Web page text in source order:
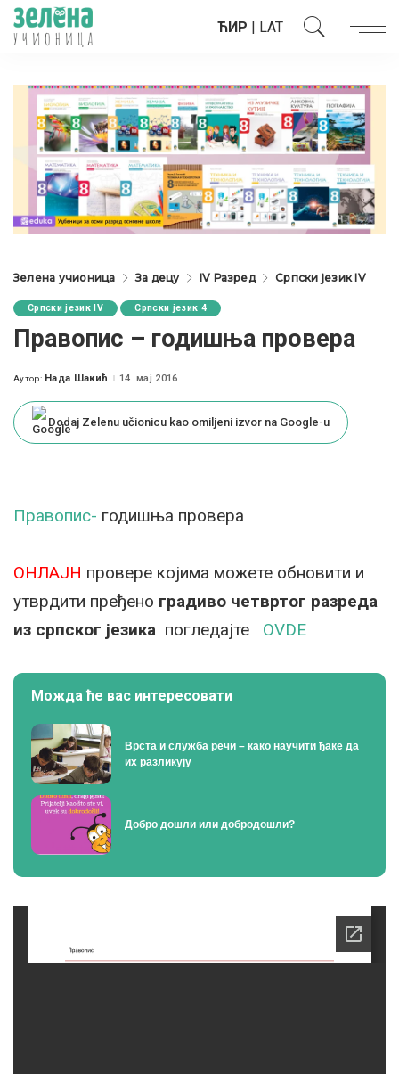
ЋИР | LAT
Зелена учионица За децу IV Разред Српски језик IV
Српски језик IV Српски језик 4
Правопис – годишња провера
Posted
Аутор: Нада Шакић 14. мај 2016.
Dodaj Zelenu učionicu kao omiljeni izvor na Google-u
Правопис- годишња провера
ОНЛАЈН провере којима можете обновити и
утврдити пређено градиво четвртог разреда
из српског језика погледајте OVDE
Можда ће вас интересовати
Врста и служба речи – како научити ђаке да
их разликују
Добро дошли или добродошли?